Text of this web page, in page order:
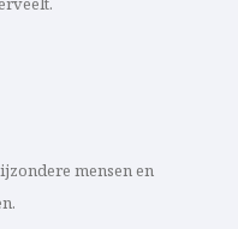
mensen en